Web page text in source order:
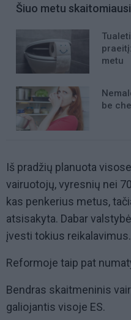
Šiuo metu skaitomiausi
metu
be
Iš pradžių planuota
vairuotojų, vyresnių nei
kas penkerius metus,
atsisakyta. Dabar
įvesti tokius reikalavimus.
Reformoje taip pat
Bendras skaitmeninis
galiojantis visoje ES.